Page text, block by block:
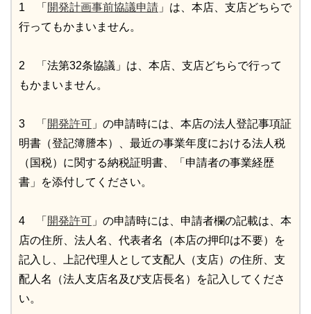
1 「 開発計画事前協議申請 」は、本店、支店どちらで
行ってもかまいません。
2 「法第32条協議」は、本店、支店どちらで行って
もかまいません。
3 「 開発許可 」の申請時には、本店の法人登記事項証
明書（登記簿謄本）、最近の事業年度における法人税
（国税）に関する納税証明書、「申請者の事業経歴
書」を添付してください。
4 「 開発許可 」の申請時には、申請者欄の記載は、本
店の住所、法人名、代表者名（本店の押印は不要）を
記入し、上記代理人として支配人（支店）の住所、支
配人名（法人支店名及び支店長名）を記入してくださ
い。